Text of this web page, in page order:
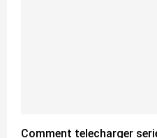
Comment telecharger